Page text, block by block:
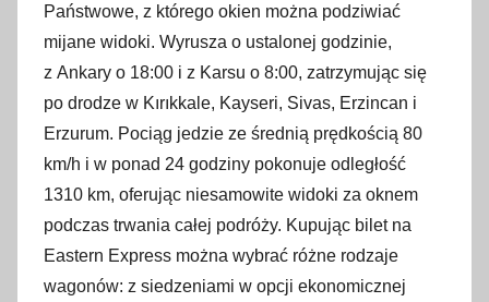
Państwowe, z którego okien można podziwiać
mijane widoki. Wyrusza o ustalonej godzinie,
z Ankary o 18:00 i z Karsu o 8:00, zatrzymując się
po drodze w Kırıkkale, Kayseri, Sivas, Erzincan i
Erzurum. Pociąg jedzie ze średnią prędkością 80
km/h i w ponad 24 godziny pokonuje odległość
1310 km, oferując niesamowite widoki za oknem
podczas trwania całej podróży. Kupując bilet na
Eastern Express można wybrać różne rodzaje
wagonów: z siedzeniami w opcji ekonomicznej